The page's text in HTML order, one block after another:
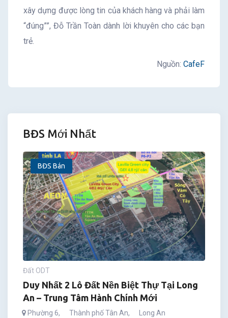
xây dựng được lòng tin của khách hàng và phải làm
“đúng””, Đỗ Trần Toàn dành lời khuyên cho các bạn
trẻ.
Nguồn: CafeF
BĐS Mới Nhất
BĐS Bán
Đất ODT
Duy Nhất 2 Lô Đất Nền Biệt Thự Tại Long
An – Trung Tâm Hành Chính Mới
Phường 6, Thành phố Tân An, Long An